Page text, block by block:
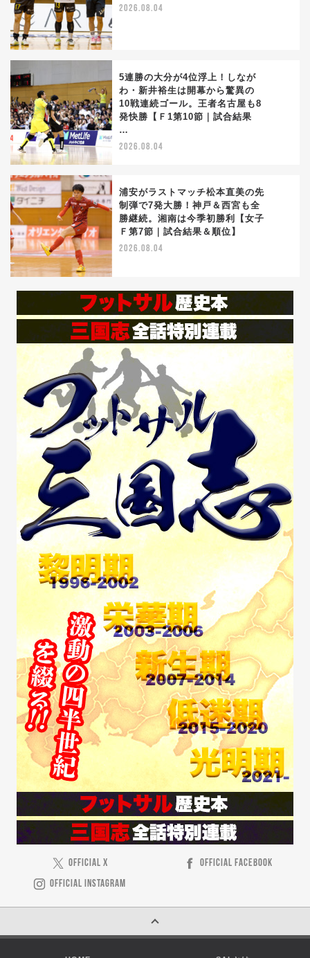
2026.08.04
5連勝の大分が4位浮上！しなが
わ・新井裕生は開幕から驚異の
10戦連続ゴール。王者名古屋も8
発快勝【Ｆ1第10節｜試合結果
…
2026.08.04
浦安がラストマッチ松本直美の先
制弾で7発大勝！神戸＆西宮も全
勝継続。湘南は今季初勝利【女子
Ｆ第7節｜試合結果＆順位】
2026.08.04
OFFICIAL X
OFFICIAL FACEBOOK
OFFICIAL INSTAGRAM